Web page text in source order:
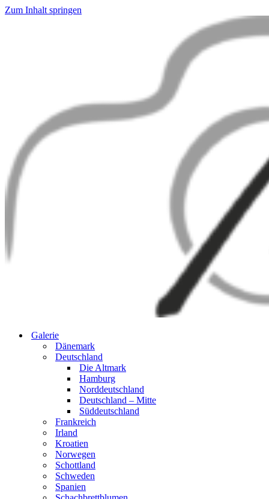
Zum Inhalt springen
Galerie
Dänemark
Deutschland
Die Altmark
Hamburg
Norddeutschland
Deutschland – Mitte
Süddeutschland
Frankreich
Irland
Kroatien
Norwegen
Schottland
Schweden
Spanien